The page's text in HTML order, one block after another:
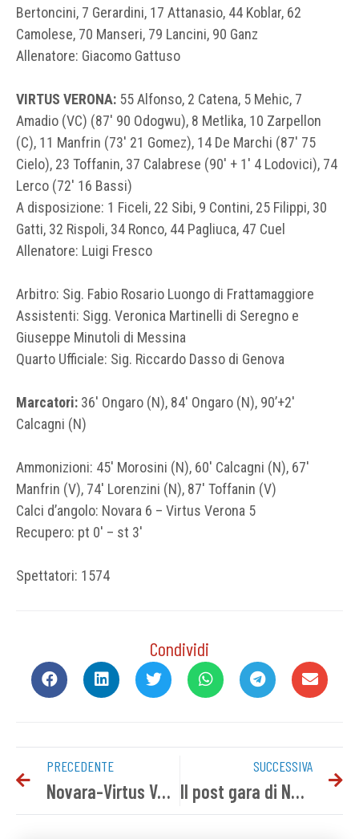
Bertoncini, 7 Gerardini, 17 Attanasio, 44 Koblar, 62
Camolese, 70 Manseri, 79 Lancini, 90 Ganz
Allenatore: Giacomo Gattuso
VIRTUS VERONA: 55 Alfonso, 2 Catena, 5 Mehic, 7
Amadio (VC) (87′ 90 Odogwu), 8 Metlika, 10 Zarpellon
(C), 11 Manfrin (73′ 21 Gomez), 14 De Marchi (87′ 75
Cielo), 23 Toffanin, 37 Calabrese (90′ + 1′ 4 Lodovici), 74
Lerco (72′ 16 Bassi)
A disposizione: 1 Ficeli, 22 Sibi, 9 Contini, 25 Filippi, 30
Gatti, 32 Rispoli, 34 Ronco, 44 Pagliuca, 47 Cuel
Allenatore: Luigi Fresco
Arbitro: Sig. Fabio Rosario Luongo di Frattamaggiore
Assistenti: Sigg. Veronica Martinelli di Seregno e
Giuseppe Minutoli di Messina
Quarto Ufficiale: Sig. Riccardo Dasso di Genova
Marcatori: 36′ Ongaro (N), 84′ Ongaro (N), 90’+2′
Calcagni (N)
Ammonizioni: 45′ Morosini (N), 60′ Calcagni (N), 67′
Manfrin (V), 74′ Lorenzini (N), 87′ Toffanin (V)
Calci d’angolo: Novara 6 – Virtus Verona 5
Recupero: pt 0′ – st 3′
Spettatori: 1574
Condividi
PRECEDENTE
Novara-Virtus Verona: i convocati azzurri
SUCCESSIVA
Il post gara di Novara-Virtus Verona